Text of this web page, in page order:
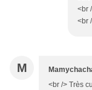
<br
<br
M
<br /> Très